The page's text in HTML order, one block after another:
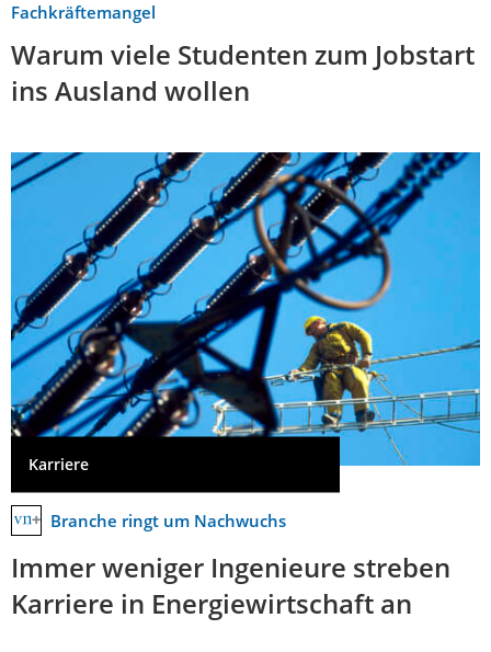
Fachkräftemangel
Warum viele Studenten zum Jobstart
ins Ausland wollen
Karriere
Branche ringt um Nachwuchs
Immer weniger Ingenieure streben
Karriere in Energiewirtschaft an